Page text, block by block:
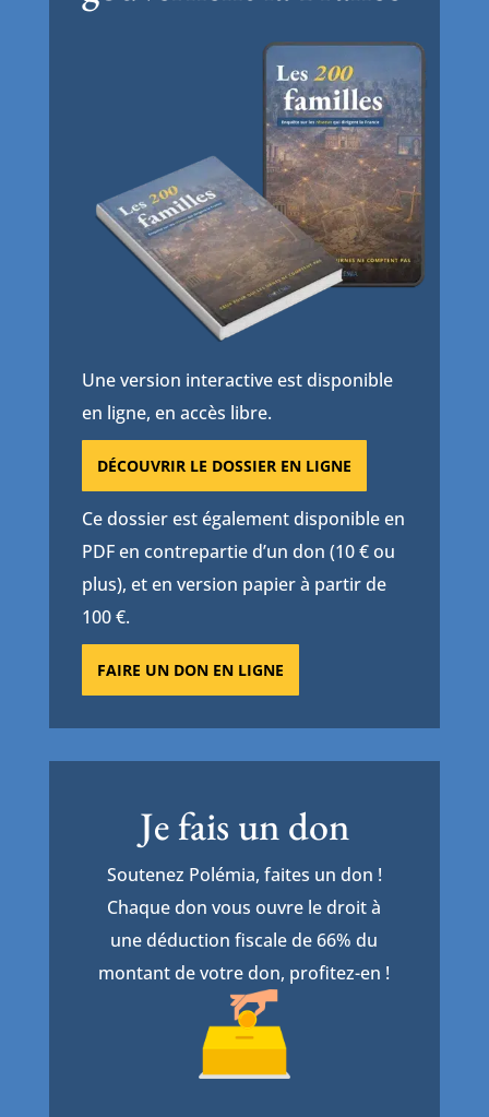
Une version interactive est disponible
en ligne, en accès libre.
DÉCOUVRIR LE DOSSIER EN LIGNE
Ce dossier est également disponible en
PDF en contrepartie d’un don (10 € ou
plus), et en version papier à partir de
100 €.
FAIRE UN DON EN LIGNE
Je fais un don
Soutenez Polémia, faites un don !
Chaque don vous ouvre le droit à
une déduction fiscale de 66% du
montant de votre don, profitez-en !